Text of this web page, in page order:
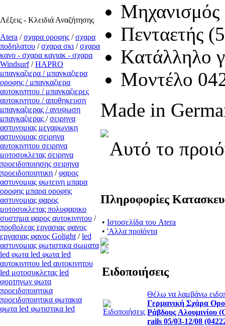
Λέξεις - Κλειδιά Αναζήτησης
Atera /σχαρα οροφης /σχαρα
ποδηλατου /σχαρα σκι /σχαρα
κανο - σχαρα καγιακ - σχαρα
Windsurf/ΗΑPRO
μπαγκαζιερα / μπαγκαζιερα
οροφης / μπαγκαζιερα
αυτοκινητου / μπαγκαζιερες
αυτοκινητου / αποθηκευση
μπαγκαζιερας / ανυψωση
μπαγκαζιερας /σειρηνα
αστυνομιας μεγαφωνικη
αστυνομιας σειρηνα
αυτοκινητου σειρηνα
μοτοσυκλετας σειρηνα
προειδοποιησης σειρηνα
προειδοποιητικη /φαρος
αστυνομιας φωτεινη μπαρα
οροφης μπαρα οροφης
αστυνομιας φαρος
μοτοσυκλετας πολυφαρικο
συστημα φαρος αυτοκινητου /
προβολεας εργασιας φανος
εργασιας φανος Golight /led
αστυνομιας φωτιστικα σωματα
led φωτα led φωτα led
αυτοκινητου led αυτοκινητου
led μοτοσυκλετας led
φορτηγων φωτα
προειδοποιητικα
προειδοποιητικα φωτακια
φωτα led φωτιστικα led
Μηχανισμός
Πενταετής
Kατάλληλο
Μοντέλο
Made in
Αυτό το
Πληροφορίες
• Ιστοσελίδα του Atera
• 'Αλλα προϊόντα
Ειδοποιήσεις
Θέλω να λαμβάνω
Γερμανική Σχάρα
Ράβδους Αλουμινίου
rails 05/03-12/08